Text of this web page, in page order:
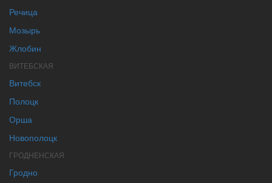
Речица
Мозырь
Жлобин
ВИТЕБСКАЯ
Витебск
Полоцк
Орша
Новополоцк
ГРОДНЕНСКАЯ
Гродно